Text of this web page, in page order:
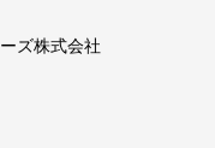
ズ株式会社